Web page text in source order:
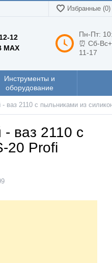
Избранные (0)
12
Пн-Пт:
⏰ Сб-
11-17
Инструменты и
оборудование
- ваз 2110 с пыльниками из
- ваз 2110 с
20 Profi